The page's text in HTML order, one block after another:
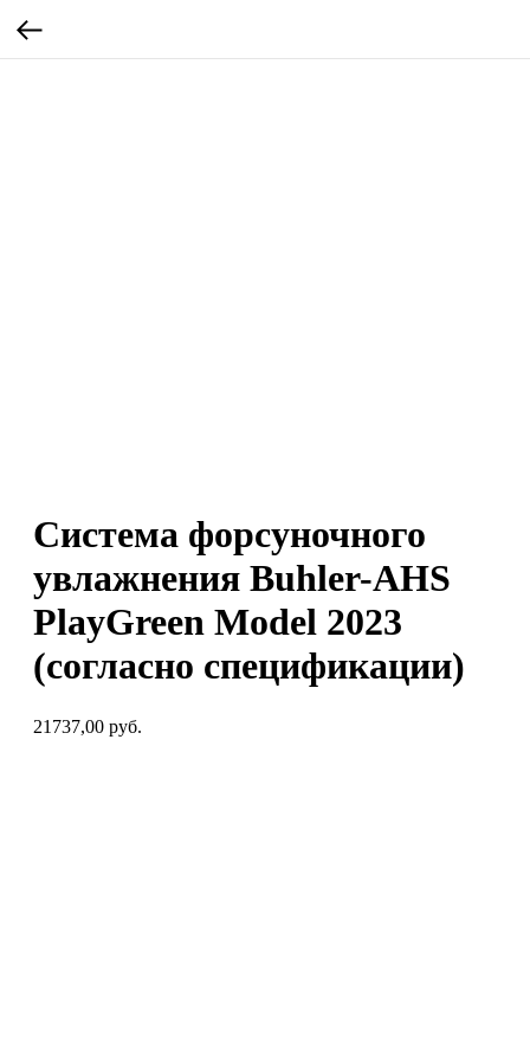
Система форсуночного
увлажнения Buhler-AHS
PlayGreen Model 2023
(согласно спецификации)
21737,00 руб.